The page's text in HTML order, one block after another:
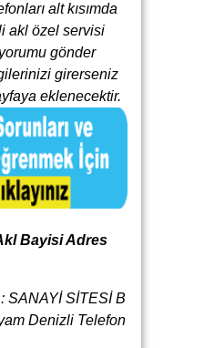
alt kısımda
akl özel servisi
gönder
girerseniz
eklenecektir.
Bayisi Adres
SANAYİ SİTESİ B
Denizli Telefon